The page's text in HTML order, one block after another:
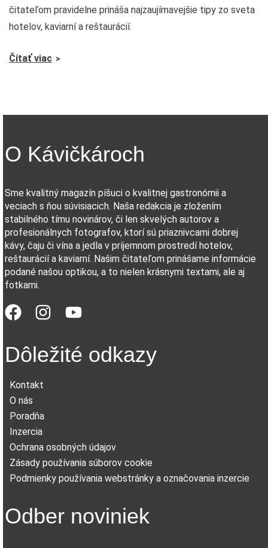
čitateľom pravidelne prináša najzaujímavejšie tipy zo sveta
hotelov, kaviarní a reštaurácií.
Čítať viac
O Kávičkároch
Sme kvalitný magazín píšuci o kvalitnej gastronómii a
veciach s ňou súvisiacich. Naša redakcia je zložením
stabilného tímu novinárov, či len skvelých autorov a
profesionálnych fotografov, ktorí sú priaznivcami dobrej
kávy, čaju či vína a jedla v príjemnom prostredí hotelov,
reštaurácií a kaviarní. Našim čitateľom prinášame informácie
podané našou optikou, a to nielen krásnymi textami, ale aj
fotkami.
Dôležité odkazy
Kontakt
O nás
Poradňa
Inzercia
Ochrana osobných údajov
Zásady používania súborov cookie
Podmienky používania webstránky a označovania inzercie
Odber noviniek